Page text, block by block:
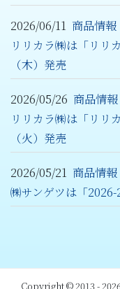
2026/06/11 商品情報
リリカラ㈱は「リリ
（木）発売
2026/05/26 商品情報
リリカラ㈱は「リリ
（火）発売
2026/05/21 商品情報
㈱サンゲツは「
Copyright © 2013 -